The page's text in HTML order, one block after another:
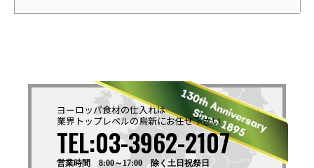
ヨーロッパ食材の仕入れは
業界トップレベルの鳥新にお任せ下さい
TEL:03-3962-2107
営業時間 8:00～17:00 除く土日祝祭日